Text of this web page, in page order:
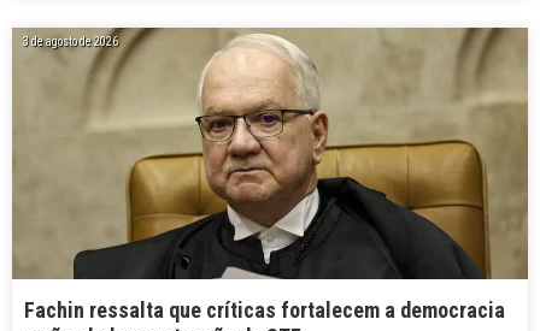
3 de agosto de 2026
Fachin ressalta que críticas fortalecem a democracia